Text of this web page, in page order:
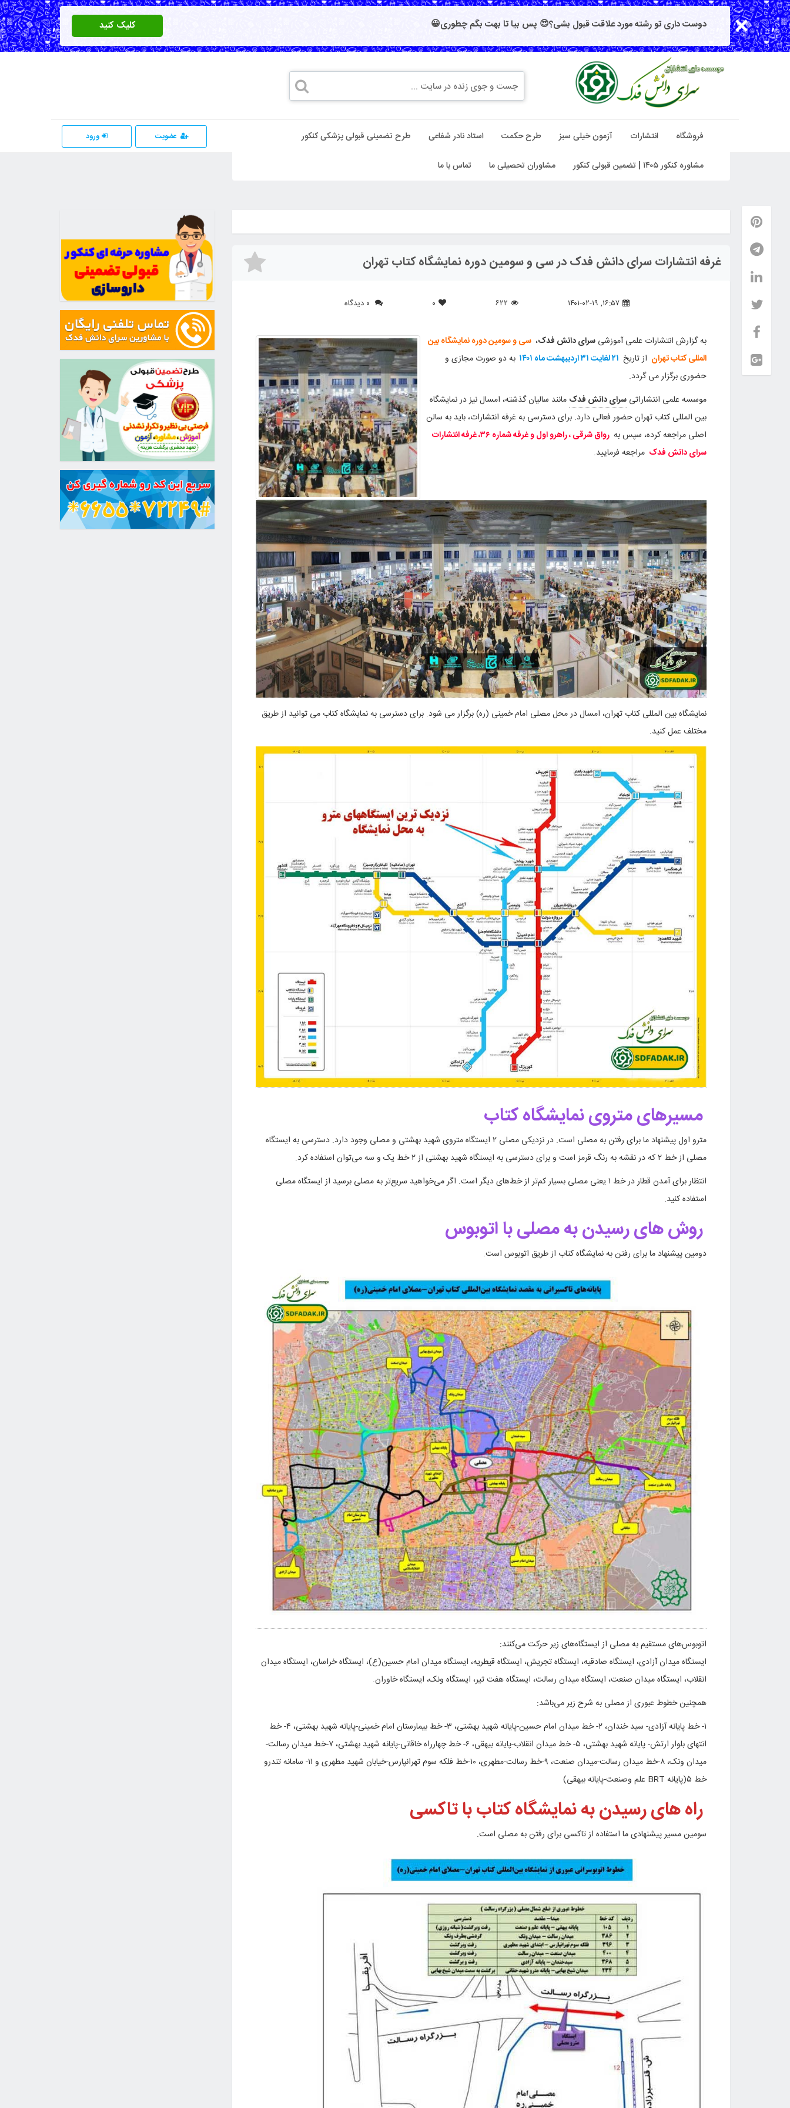
دوست داری تو رشته مورد علاقت قبول بشی؟😍 پس بیا تا بهت بگم چطوری😀 کلیک کنید
فروشگاه انتشارات آزمون خیلی سبز طرح حکمت استاد نادر شفاعی طرح تضمینی قبولی پزشکی کنکور
مشاوره کنکور ۱۴۰۵ | تضمین قبولی کنکور مشاوران تحصیلی ما تماس با ما
عضویت ورود
غرفه انتشارات سرای دانش فدک در سی و سومین دوره نمایشگاه کتاب تهران
۱۶:۵۷, ۱۴۰۱-۰۲-۱۹ ۶۲۲ ۰
به گزارش انتشارات علمی آموزشی سرای دانش فدک، سی و سومین دوره نمایشگاه بین
المللی کتاب تهران از تاریخ ۲۱ لغایت ۳۱ اردیبهشت ماه ۱۴۰۱
به دو صورت مجازی و
حضوری برگزار می گردد.
موسسه علمی انتشاراتی سرای دانش فدک مانند سالیان گذشته، امسال نیز در نمایشگاه
بین المللی کتاب تهران حضور فعالی دارد. برای دسترسی به غرفه انتشارات، باید به سالن
اصلی مراجعه کرده، سپس به
رواق شرقی ، راهرو اول و غرفه شماره ۳۶، غرفه انتشارات
سرای دانش فدک مراجعه فرمایید.
نمایشگاه بین المللی کتاب تهران، امسال در محل مصلی امام خمینی (ره) برگزار می شود. برای دسترسی به نمایشگاه کتاب می توانید از طریق
مختلف عمل کنید.
مسیر‌های متروی نمایشگاه کتاب
مترو اول پیشنهاد ما برای رفتن به مصلی است. در نزدیکی مصلی ۲ ایستگاه متروی شهید بهشتی و مصلی وجود دارد. دسترسی به ایستگاه
مصلی از خط ۲ که در نقشه به رنگ قرمز است و برای دسترسی به ایستگاه شهید بهشتی از ۲ خط یک و سه می‌توان استفاده کرد.
انتظار برای آمدن قطار در خط ۱ یعنی مصلی بسیار کم‌تر از خط‌های دیگر است. اگر می‌خواهید سریع‌تر به مصلی برسید از ایستگاه مصلی
استفاده کنید.
روش های رسیدن به مصلی با اتوبوس
دومین پیشنهاد ما برای رفتن به نمایشگاه کتاب از طریق اتوبوس است.
اتوبوس‌های مستقیم به مصلی از ایستگاه‌های زیر حرکت می‌کنند:
ایستگاه میدان آزادی، ایستگاه صادقیه، ایستگاه تجریش، ایستگاه قیطریه، ایستگاه میدان امام حسین(ع)، ایستگاه خراسان، ایستگاه میدان
انقلاب، ایستگاه میدان صنعت، ایستگاه میدان رسالت، ایستگاه هفت تیر، ایستگاه ونک، ایستگاه خاوران.
همچنین خطوط عبوری از مصلی به شرح زیر می‌باشد:
۱- خط پایانه آزادی- سید خندان، ۲- خط میدان امام حسین-پایانه شهید بهشتی، ۳- خط بیمارستان امام خمینی-پایانه شهید بهشتی، ۴- خط
انتهای بلوار ارتش- پایانه شهید بهشتی، ۵- خط میدان انقلاب-پایانه بیهقی، ۶- خط چهارراه خاقانی-پایانه شهید بهشتی، ۷-خط میدان رسالت-
میدان ونک، ۸-خط میدان رسالت-میدان صنعت، ۹-خط رسالت-مطهری، ۱۰-خط فلکه سوم تهرانپارس-خیابان شهید مطهری و ۱۱- سامانه تندرو
خط ۵(پایانه BRT علم وصنعت-پایانه بیهقی)
راه های رسیدن به نمایشگاه کتاب با تاکسی
سومین مسیر پیشنهادی ما استفاده از تاکسی برای رفتن به مصلی است.